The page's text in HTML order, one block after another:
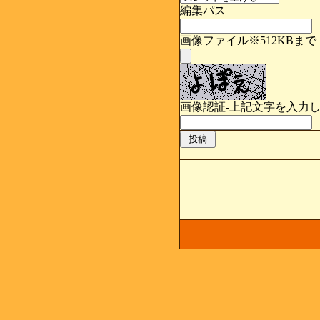
編集パス
画像ファイル※512KBまで
画像認証-上記文字を入力